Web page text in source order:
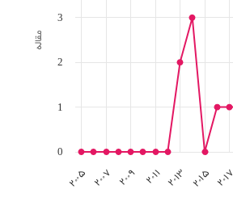
مقاله
۲۰۰۵ ۲۰۰۷ ۲۰۰۹ ۲۰۱۱ ۲۰۱۳ ۲۰۱۵ ۲۰۱۷
0
1
2
3